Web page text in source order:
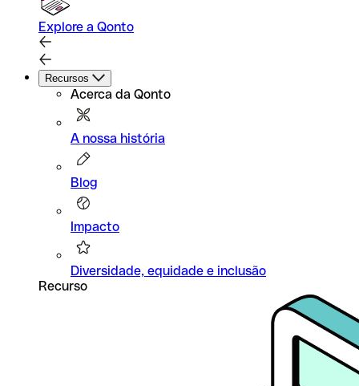
Explore a Qonto
Recursos
Acerca da Qonto
A nossa história
Blog
Impacto
Diversidade, equidade e inclusão
Recurso